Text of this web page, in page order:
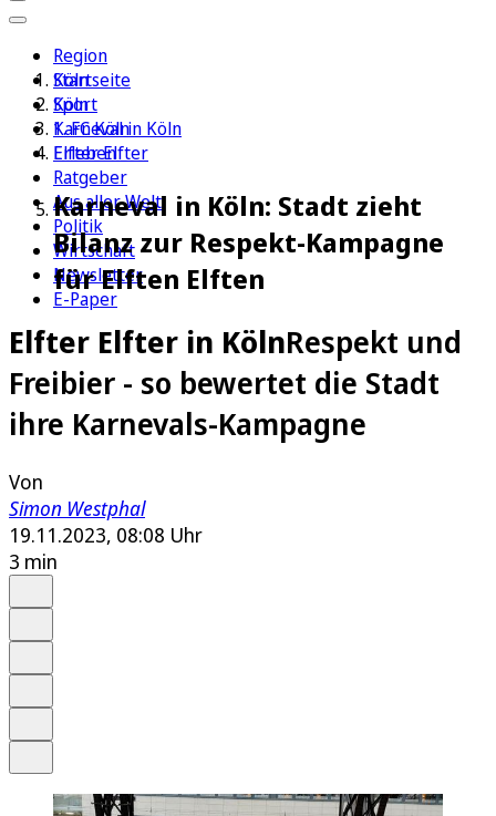
Region
Köln
Sport
1. FC Köln
Erleben
Ratgeber
Aus aller Welt
Politik
Wirtschaft
Newsletter
E-Paper
Startseite
Köln
Karneval in Köln
Elfter Elfter
Karneval in Köln: Stadt zieht
Bilanz zur Respekt-Kampagne
für Elften Elften
Elfter Elfter in KölnRespekt und
Freibier - so bewertet die Stadt
ihre Karnevals-Kampagne
Von
Simon Westphal
19.11.2023, 08:08 Uhr
3 min